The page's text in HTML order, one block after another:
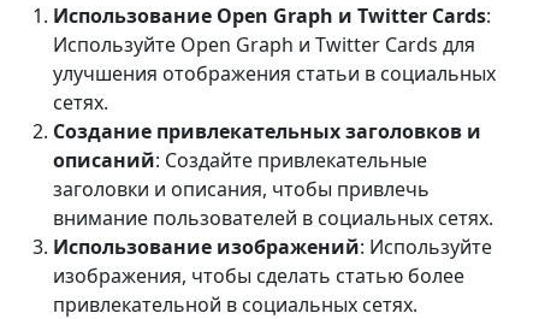
Использование Open Graph и Twitter Cards:
Используйте Open Graph и Twitter Cards для
улучшения отображения статьи в социальных
сетях.
Создание привлекательных заголовков и
описаний: Создайте привлекательные
заголовки и описания, чтобы привлечь
внимание пользователей в социальных сетях.
Использование изображений: Используйте
изображения, чтобы сделать статью более
привлекательной в социальных сетях.